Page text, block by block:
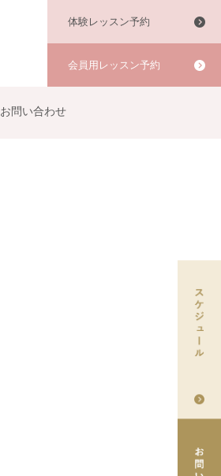
体験レッスン予約
会員用レッスン予約
お問い合わせ